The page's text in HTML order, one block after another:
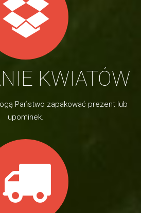
KWIATÓW
Państwo zapakować prezent lub
upominek.